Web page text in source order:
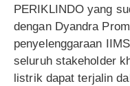
PERIKLINDO yang
dengan Dyandra
penyelenggaraan
seluruh stakeholder
listrik dapat terjalin